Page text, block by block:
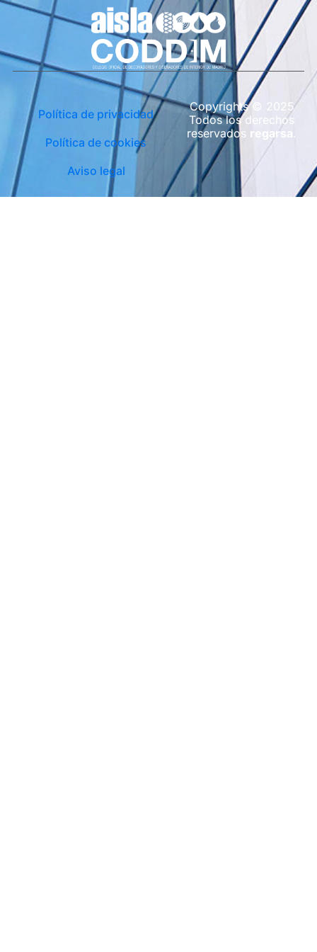
Política de privacidad
Política de cookies
Aviso legal
Copyrights © 2025
Todos los derechos
reservados regarsa .